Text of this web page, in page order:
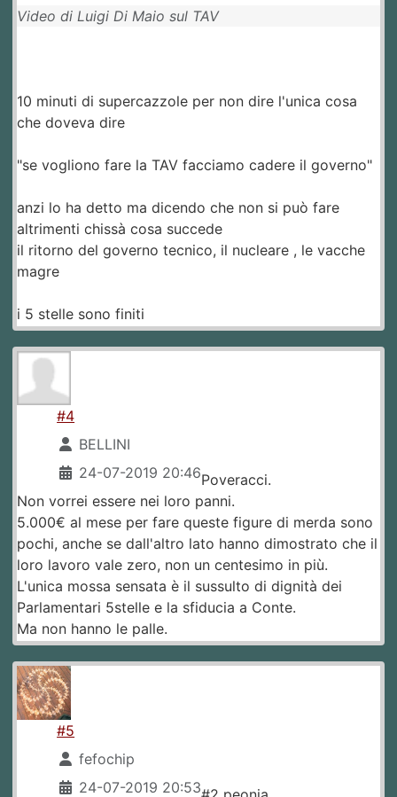
Video di Luigi Di Maio sul TAV
10 minuti di supercazzole per non dire l'unica cosa
che doveva dire
"se vogliono fare la TAV facciamo cadere il governo"
anzi lo ha detto ma dicendo che non si può fare
altrimenti chissà cosa succede
il ritorno del governo tecnico, il nucleare , le vacche
magre
i 5 stelle sono finiti
#4
BELLINI
24-07-2019 20:46Poveracci.
Non vorrei essere nei loro panni.
5.000€ al mese per fare queste figure di merda sono
pochi, anche se dall'altro lato hanno dimostrato che il
loro lavoro vale zero, non un centesimo in più.
L'unica mossa sensata è il sussulto di dignità dei
Parlamentari 5stelle e la sfiducia a Conte.
Ma non hanno le palle.
#5
fefochip
24-07-2019 20:53